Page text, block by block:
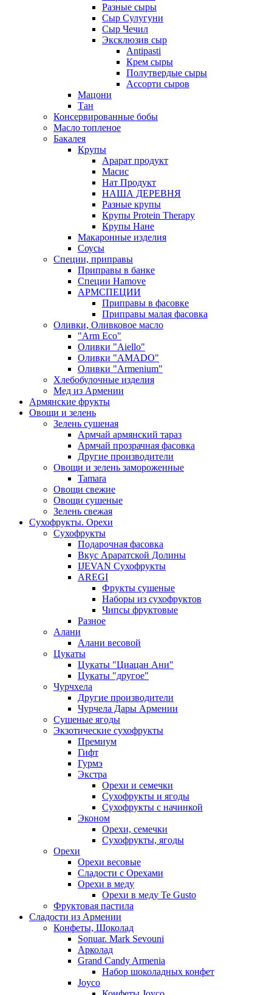
Разные сыры
Сыр Сулугуни
Сыр Чечил
Эксклюзив сыр
Antipasti
Крем сыры
Полутвердые сыры
Ассорти сыров
Мацони
Тан
Консервированные бобы
Масло топленое
Бакалея
Крупы
Арарат продукт
Масис
Нат Продукт
НАША ДЕРЕВНЯ
Разные крупы
Крупы Protein Therapy
Крупы Нане
Макаронные изделия
Соусы
Специи, приправы
Приправы в банке
Специи Hamove
АРМСПЕЦИИ
Приправы в фасовке
Приправы малая фасовка
Оливки, Оливковое масло
"Arm Eco"
Оливки "Aiello"
Оливки "AMADO"
Оливки "Armenium"
Хлебобулочные изделия
Мед из Армении
Армянские фрукты
Овощи и зелень
Зелень сушеная
Армчай армянский тараз
Армчай прозрачная фасовка
Другие производители
Овощи и зелень замороженные
Tamara
Овощи свежие
Овощи сушеные
Зелень свежая
Сухофрукты. Орехи
Сухофрукты
Подарочная фасовка
Вкус Араратской Долины
IJEVAN Сухофрукты
AREGI
Фрукты сушеные
Наборы из сухофруктов
Чипсы фруктовые
Разное
Алани
Алани весовой
Цукаты
Цукаты "Циацан Ани"
Цукаты "другое"
Чурчхела
Другие производители
Чурчела Дары Армении
Сушеные ягоды
Экзотические сухофрукты
Премиум
Гифт
Гурмэ
Экстра
Орехи и семечки
Сухофрукты и ягоды
Сухофрукты с начинкой
Эконом
Орехи, семечки
Сухофрукты, ягоды
Орехи
Орехи весовые
Сладости с Орехами
Орехи в меду
Орехи в меду Te Gusto
Фруктовая пастила
Сладости из Армении
Конфеты, Шоколад
Sonuar. Mark Sevouni
Арколад
Grand Candy Armenia
Набор шоколадных конфет
Joyco